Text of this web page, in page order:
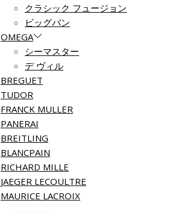
クラシック フュージョン
ビッグバン
OMEGA
シーマスター
デ ヴィル
BREGUET
TUDOR
FRANCK MULLER
PANERAI
BREITLING
BLANCPAIN
RICHARD MILLE
JAEGER LECOULTRE
MAURICE LACROIX